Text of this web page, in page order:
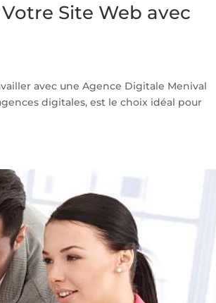
Site Web avec
avec une Agence Digitale Menival
digitales, est le choix idéal pour